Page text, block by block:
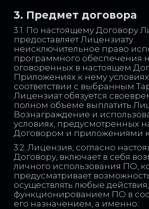
3. Предмет договора
3.1. По настоящему Договору
предоставляет Лицензиату
неисключительное право
программного обеспечения
оговоренных в настоящем
Приложениях к нему
соответствии с выбранным
Лицензиат обязуется
полном объеме выплатить
Вознаграждение и
условиях, предусмотренных
Договором и приложениями
3.2. Лицензия, согласно
Договору, включает в себя
личного использования ПО,
предусматривает
осуществлять любые
функционированием ПО в
его назначением, а именно: